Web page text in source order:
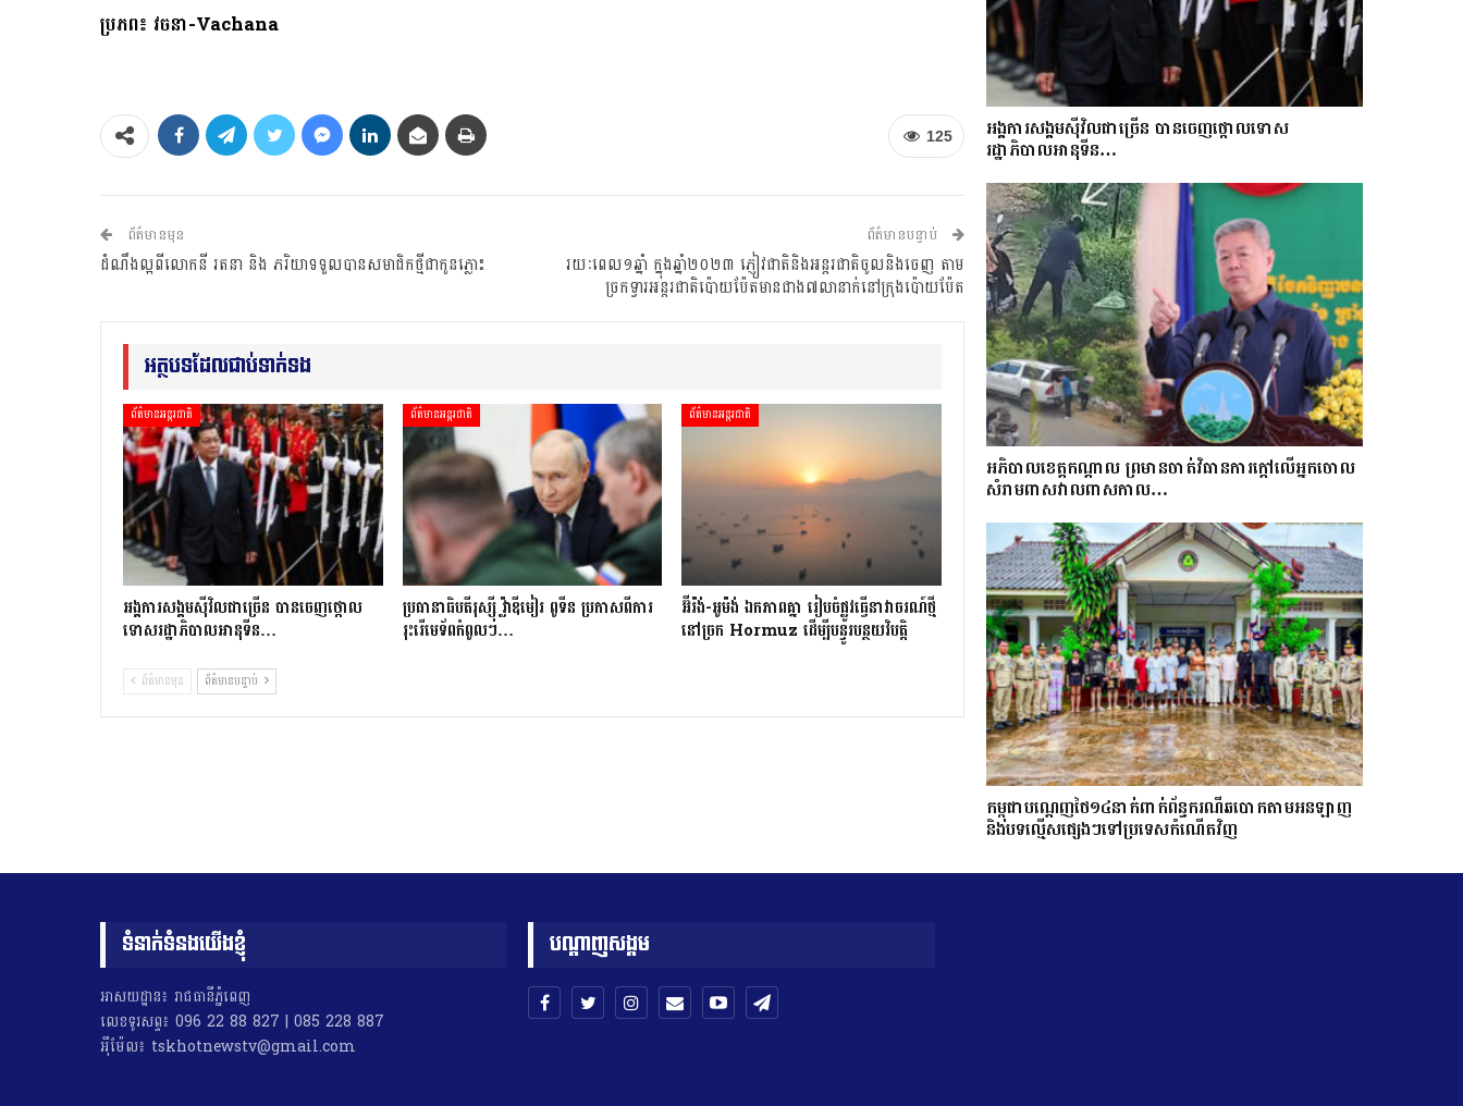
ប្រភព៖ វចនា-Vachana
125
ព័ត៌មានមុន
ដំណឹងល្អពីលោកនី រតនា និង ភរិយាទទួលបានសមាជិកថ្មីជាកូនភ្លោះ
ព័ត៌មានបន្ទាប់
រយៈពេល១ឆ្នាំ ក្នុងឆ្នាំ២០២៣ ភ្ញៀវជាតិនិងអន្តរជាតិចូលនិងចេញ តាម
ច្រកទ្វារអន្តរជាតិប៉ោយប៉ែតមានជាង៧លានាក់នៅក្រុងប៉ោយប៉ែត
អត្ថបទដែលជាប់ទាក់ទង
ព័ត៌មានអន្តរជាតិ
អង្គការសង្គមស៊ីវិលជាច្រើន បានចេញថ្កោល
ទោសរដ្ឋាភិបាលអានុទីន…
ព័ត៌មានអន្តរជាតិ
ប្រធានាធិបតីរុស្ស៊ី វ្ល៉ាឌីមៀរ ពូទីន ប្រកាសពីការ
រុះរើមេទ័ពកំពូលៗ…
ព័ត៌មានអន្តរជាតិ
អ៊ីរ៉ង់-អូម៉ង់ ឯកភាពគ្នា រៀបចំផ្លូវធ្វើនាវាចរណ៍ថ្មី
នៅច្រក Hormuz ដើម្បីបន្ធូរបន្ថយវិបត្តិ
ព័ត៌មានមុន ព័ត៌មានបន្ទាប់
អង្គការសង្គមស៊ីវិលជាច្រើន បានចេញថ្កោលទោស
រដ្ឋាភិបាលអានុទីន…
អភិបាលខេត្តកណ្ដាល ព្រមានចាត់វិធានការក្ដៅលើអ្នកចោល
សំរាមពាសវាលពាសកាល…
កម្ពុជាបណ្ដេញថៃ១៤នាក់ពាក់ព័ន្ធករណីឆបោកតាមអនឡាញ
និងបទល្មើសផ្សេងៗទៅប្រទេសកំណើតវិញ
ទំនាក់ទំនងយើងខ្ញុំ
អាសយដ្ឋាន៖ រាជធានីភ្នំពេញ
លេខទូរសព្ទ៖ 096 22 88 827 | 085 228 887
អុីម៉ែល៖ tskhotnewstv@gmail.com
បណ្តាញសង្គម